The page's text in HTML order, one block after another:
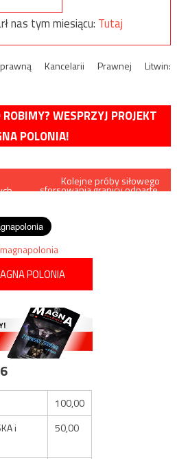
nas tym miesiącu: Tutaj
Kancelarii Prawnej Litwin:
WESPRZYJ PROJEKT
POLONIA!
Kolejne próby siłowego
sforsowania granicy odparte,
POLONIA
100,00
i
50,00